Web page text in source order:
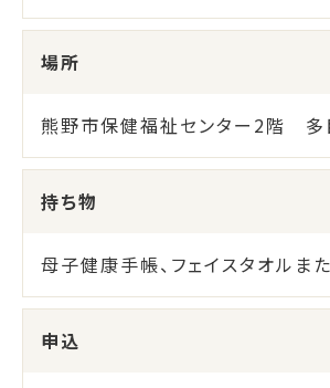
場所
熊野市保健福祉センター2階 多
持ち物
母子健康手帳、フェイスタオルま
申込